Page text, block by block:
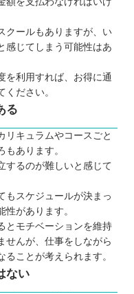
クールもありますが、い
感じてしまう可能性はあ
を利用すれば、お得に通
ださい。
る
リキュラムやコースごと
あります。
するのが難しいと感じて
もスケジュールが決まっ
があります。
とモチベーションを維持
せんが、仕事をしながら
ことが考えられます。
ない